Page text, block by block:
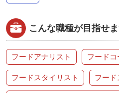
こんな職種が目指せま
フードアナリスト フード
フードスタイリスト フード